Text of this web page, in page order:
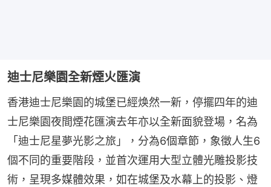
迪士尼樂園全新煙火匯演
香港迪士尼樂園的城堡已經焕然一新，停擺四年的迪
士尼樂園夜間煙花匯演去年亦以全新面貌登場，名為
「迪士尼星夢光影之旅」，分為6個章節，象徵人生6
個不同的重要階段，並首次運用大型立體光雕投影技
術，呈現多媒體效果，如在城堡及水幕上的投影、燈